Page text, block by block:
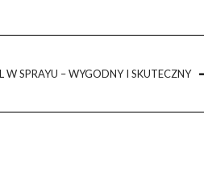
W SPRAYU – WYGODNY I SKUTECZNY